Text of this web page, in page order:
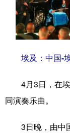
食品
学术中国
城市
公益
埃及：中国-埃
4月3日，在埃
同演奏乐曲。
3日晚，由中国